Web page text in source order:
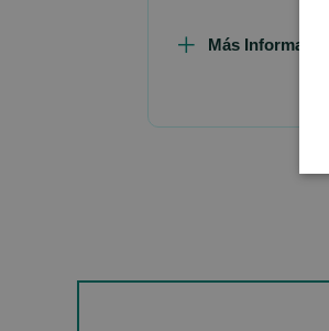
Más Información